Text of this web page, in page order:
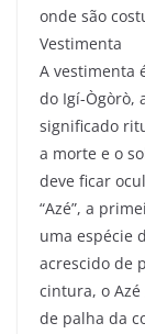
onde são
Vestimenta
A vestimenta
do Igí-Ògòrò,
significado
a morte e o
deve ficar
“Azé”, a
uma espécie
acrescido de
cintura, o
de palha da